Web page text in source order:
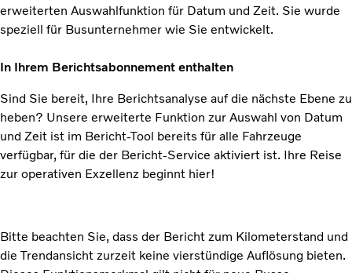
erweiterten Auswahlfunktion für Datum und Zeit. Sie wurde
speziell für Busunternehmer wie Sie entwickelt.
In Ihrem Berichtsabonnement enthalten
Sind Sie bereit, Ihre Berichtsanalyse auf die nächste Ebene zu
heben? Unsere erweiterte Funktion zur Auswahl von Datum
und Zeit ist im Bericht-Tool bereits für alle Fahrzeuge
verfügbar, für die der Bericht-Service aktiviert ist. Ihre Reise
zur operativen Exzellenz beginnt hier!
Bitte beachten Sie, dass der Bericht zum Kilometerstand und
die Trendansicht zurzeit keine vierstündige Auflösung bieten.